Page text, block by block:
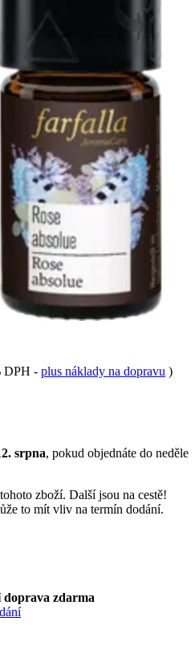
DPH - plus náklady na dopravu )
srpna, pokud objednáte do neděle
zboží. Další jsou na cestě!
to mít vliv na termín dodání.
zdarma